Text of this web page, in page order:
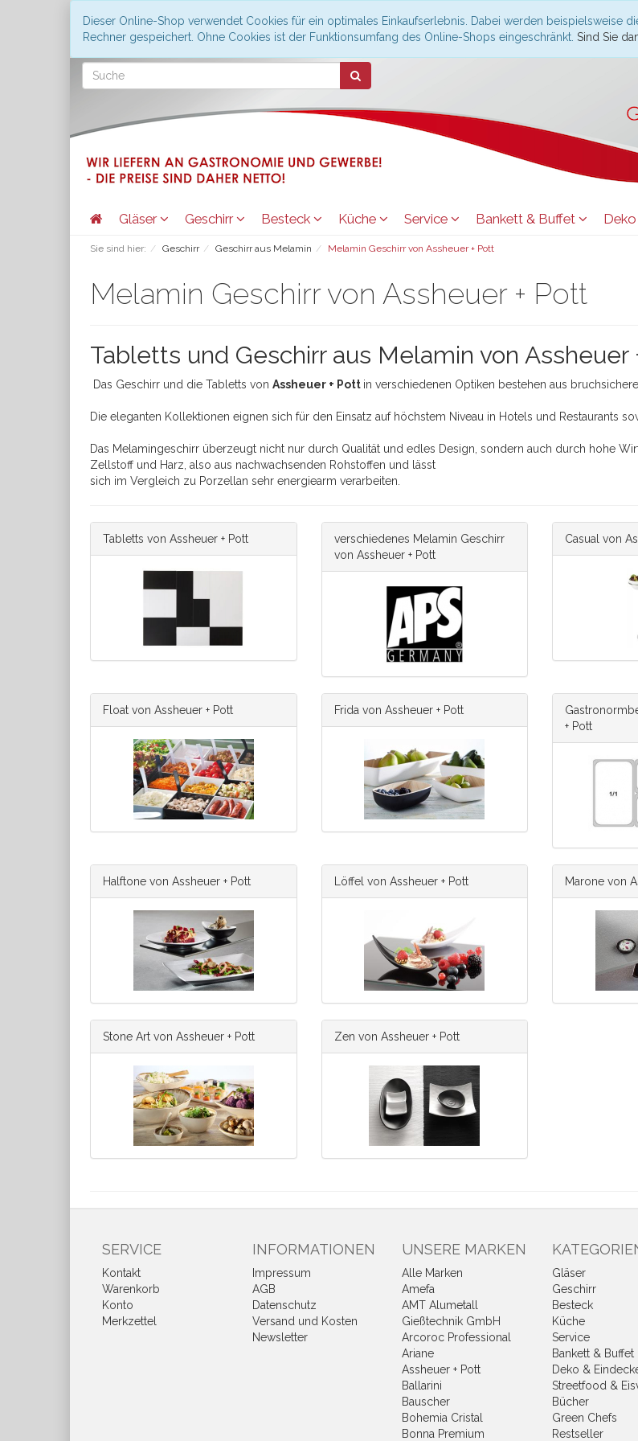
Dieser Online-Shop verwendet Cookies für ein optimales Einkaufserlebnis. Dabei werden beispielsweise
Rechner gespeichert. Ohne Cookies ist der Funktionsumfang des Online-Shops eingeschränkt. Sind Sie
Gläser Geschirr Besteck Küche Service Bankett & Buffet
Sie sind hier: Geschirr Geschirr aus Melamin Melamin Geschirr von Assheuer + Pott
Melamin Geschirr von Assheuer + Pott
Tabletts und Geschirr aus Melamin von Assheuer
Das Geschirr und die Tabletts von Assheuer + Pott in verschiedenen Optiken bestehen aus
Die eleganten Kollektionen eignen sich für den Einsatz auf höchstem Niveau in Hotels und Restaurants
Das Melamingeschirr überzeugt nicht nur durch Qualität und edles Design, sondern auch durch hohe
Zellstoff und Harz, also aus nachwachsenden Rohstoffen und lässt
sich im Vergleich zu Porzellan sehr energiearm verarbeiten.
Tabletts von Assheuer + Pott
verschiedenes Melamin Geschirr
von Assheuer + Pott
Casual von
Float von Assheuer + Pott Frida von Assheuer + Pott
+ Pott
Halftone von Assheuer + Pott Löffel von Assheuer + Pott Marone von
Stone Art von Assheuer + Pott Zen von Assheuer + Pott
SERVICE
Kontakt
Warenkorb
Konto
Merkzettel
INFORMATIONEN
Impressum
AGB
Datenschutz
Versand und Kosten
Newsletter
UNSERE MARKEN
Alle Marken
Amefa
AMT Alumetall
Gießtechnik GmbH
Arcoroc Professional
Ariane
Assheuer + Pott
Ballarini
Bauscher
Bohemia Cristal
Bonna Premium
Gläser
Geschirr
Besteck
Küche
Service
Bankett & Buffet
Deko &
Streetfood &
Bücher
Green Chefs
Restseller